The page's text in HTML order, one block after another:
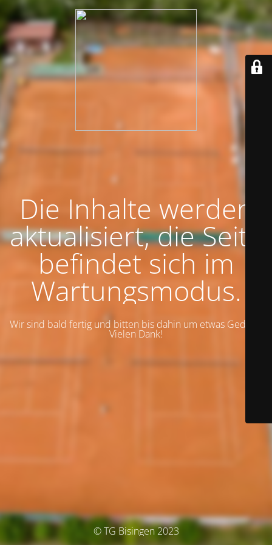
Die Inhalte werden
aktualisiert, die Seite
befindet sich im
Wartungsmodus.
Wir sind bald fertig und bitten bis dahin um etwas Geduld.
Vielen Dank!
© TG Bisingen 2023